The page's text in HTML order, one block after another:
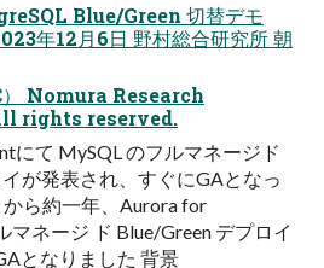
Blue/Green 切替デモ
年12月6日 野村総合研究所 朝
Nomura Research
rights reserved.
にて MySQL のフルマネージド
が発表され、すぐにGAとなっ
ら約一年、Aurora for
マネージ ド Blue/Green デプロイ
となりました 背景